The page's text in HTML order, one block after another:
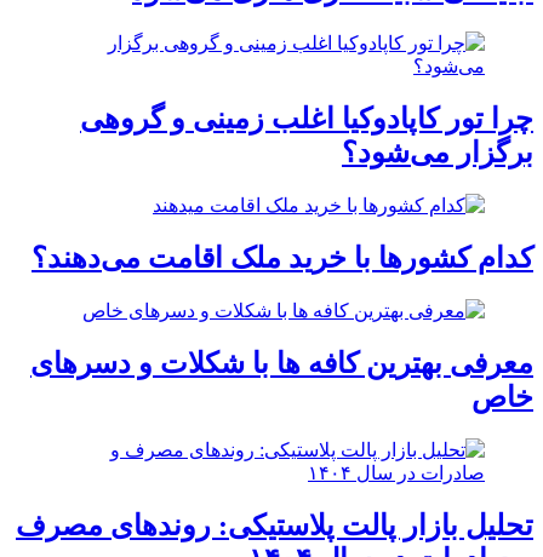
چرا تور کاپادوکیا اغلب زمینی و گروهی
برگزار می‌شود؟
کدام کشورها با خرید ملک اقامت می‌دهند؟
معرفی بهترین کافه ها با شکلات و دسرهای
خاص
تحلیل بازار پالت پلاستیکی: روندهای مصرف